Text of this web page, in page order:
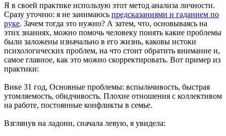
Я в своей практике использую этот метод анализа личности.
Сразу уточню: я не занимаюсь предсказаниями и гаданием по
руке. Зачем тогда это нужно? А затем, что, основываясь на
этих знаниях, можно помочь человеку понять какие проблемы
были заложены изначально в его жизнь, каковы истоки
психологических проблем, на что стоит обратить внимание и,
самое главное, как это можно скорректировать. Вот пример из
практики:
Вике 31 год, Основные проблемы: вспыльчивость, быстрая
утомляемость, обидчивость. Плохие отношения с коллективом
на работе, постоянные конфликты в семье.
Взглянув на ладони, сначала левую, я увидела: